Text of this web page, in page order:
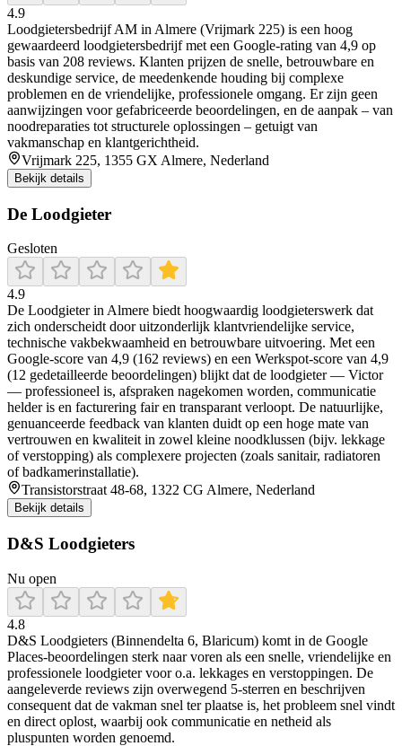
4.9
Loodgietersbedrijf AM in Almere (Vrijmark 225) is een hoog
gewaardeerd loodgietersbedrijf met een Google-rating van 4,9 op
basis van 208 reviews. Klanten prijzen de snelle, betrouwbare en
deskundige service, de meedenkende houding bij complexe
problemen en de vriendelijke, professionele omgang. Er zijn geen
aanwijzingen voor gefabriceerde beoordelingen, en de aanpak – van
noodreparaties tot structurele oplossingen – getuigt van
vakmanschap en klantgerichtheid.
Vrijmark 225, 1355 GX Almere, Nederland
Bekijk details
De Loodgieter
Gesloten
4.9
De Loodgieter in Almere biedt hoogwaardig loodgieterswerk dat
zich onderscheidt door uitzonderlijk klantvriendelijke service,
technische vakbekwaamheid en betrouwbare uitvoering. Met een
Google-score van 4,9 (162 reviews) en een Werkspot-score van 4,9
(12 gedetailleerde beoordelingen) blijkt dat de loodgieter — Victor
— professioneel is, afspraken nagekomen worden, communicatie
helder is en facturering fair en transparant verloopt. De natuurlijke,
genuanceerde feedback van klanten duidt op een hoge mate van
vertrouwen en kwaliteit in zowel kleine noodklussen (bijv. lekkage
of verstopping) als complexere projecten (zoals sanitair, radiatoren
of badkamerinstallatie).
Transistorstraat 48-68, 1322 CG Almere, Nederland
Bekijk details
D&S Loodgieters
Nu open
4.8
D&S Loodgieters (Binnendelta 6, Blaricum) komt in de Google
Places-beoordelingen sterk naar voren als een snelle, vriendelijke en
professionele loodgieter voor o.a. lekkages en verstoppingen. De
aangeleverde reviews zijn overwegend 5-sterren en beschrijven
consequent dat de vakman snel ter plaatse is, het probleem snel vindt
en direct oplost, waarbij ook communicatie en netheid als
pluspunten worden genoemd.